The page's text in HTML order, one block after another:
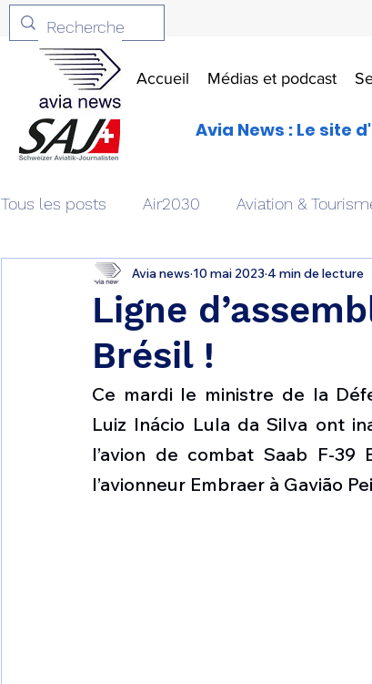
Accueil Médias et podcast
Avia News : Le site
Tous les posts Air2030 Aviation &
Aviation & Défense Livres Drones
Patrimoine aéronautique
1 er avril Motorisation Défense sol-air
Shenyang J-35 Bombardier Global 6500
Ligne
Brésil !
Avia news 10 mai 2023 4 min de lecture
Ce mardi le ministre de la
Luiz Inácio Lula da Silva ont
l’avion de combat Saab F-
l’avionneur Embraer à Gavião